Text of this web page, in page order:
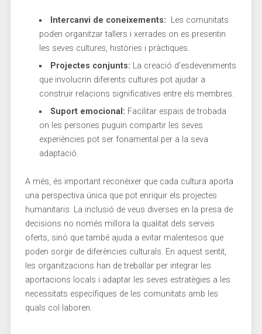
Intercanvi⁣ de coneixements: ‍ Les ⁢comunitats
⁣poden organitzar ⁤tallers i xerrades on ​es presentin
les seves cultures, ⁣històries i pràctiques.
Projectes ⁣conjunts: La creació ‍d’esdeveniments
que involucrin diferents cultures pot ajudar‌ a
construir ‌relacions significatives entre els membres.
Suport emocional: Facilitar‌ espais de ​trobada
on les persones‍ puguin ⁣compartir les seves
experiències‍ pot ser fonamental per a la‌ seva
adaptació.
A més, és important reconèixer que cada cultura ‌aporta
una perspectiva única⁤ que pot enriquir els projectes‍
humanitaris. La inclusió de veus ⁢diverses en ⁣la presa de⁢
decisions no només⁣ millora la qualitat dels ​serveis
oferts, sinó que també‍ ajuda a evitar malentesos que
poden sorgir de diferències culturals. En ⁢aquest sentit,
les organitzacions han de treballar ⁤per integrar les
aportacions locals i adaptar ⁢les seves estratègies a les
necessitats específiques de les comunitats ⁢amb les
quals ⁣col·laboren.